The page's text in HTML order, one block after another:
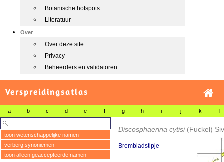
Botanische hotspots
Literatuur
Over
Over deze site
Privacy
Beheerders en validatoren
Verspreidingsatlas
a b c d e f g h i j k l
toon wetenschappelijke namen
verberg synoniemen
toon alleen geaccepteerde namen
Discosphaerina cytisi (Fuckel)
Brembladstipje